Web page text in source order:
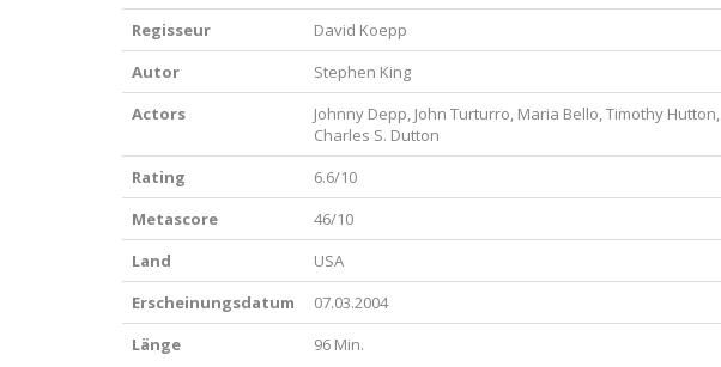
Regisseur
David Koepp
Autor
Stephen King
Actors
Johnny Depp, John Turturro, Maria Bello, Timothy Hutton,
Charles S. Dutton
Rating
6.6/10
Metascore
46/10
Land
USA
Erscheinungsdatum
07.03.2004
Länge
96 Min.